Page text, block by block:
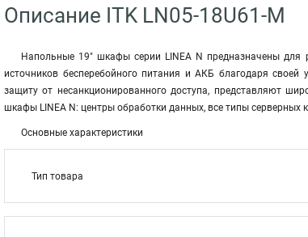
Описание ITK LN05-18U61-M
Напольные 19" шкафы серии LINEA N предназначены для
источников бесперебойного питания и АКБ благодаря
защиту от несанкционированного доступа, представляют
шкафы LINEA N: центры обработки данных, все типы
Основные характеристики
Тип товара